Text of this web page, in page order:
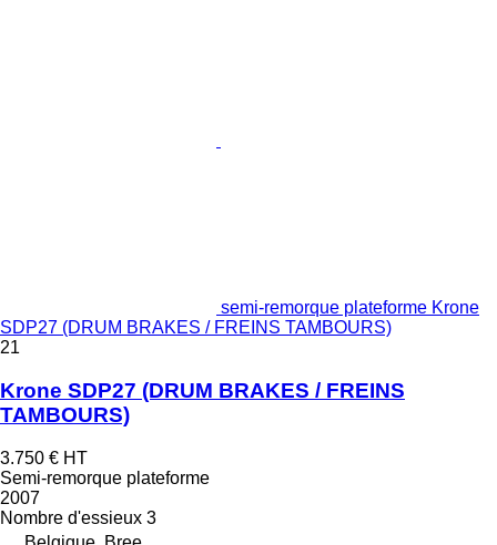
semi-remorque plateforme Krone
SDP27 (DRUM BRAKES / FREINS TAMBOURS)
21
Krone SDP27 (DRUM BRAKES / FREINS
TAMBOURS)
3.750 € HT
Semi-remorque plateforme
2007
Nombre d'essieux 3